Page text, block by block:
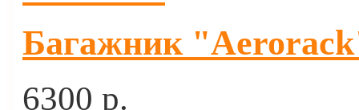
Багажник
6300 p.